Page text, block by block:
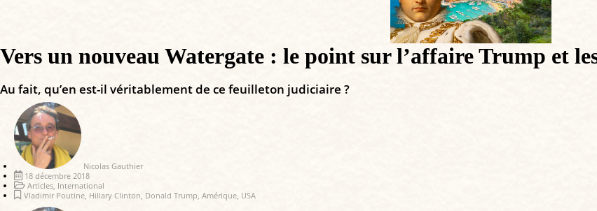
Vers un nouveau Watergate : le point sur l’affaire Trump et les
Au fait, qu’en est-il véritablement de ce feuilleton judiciaire ?
Nicolas Gauthier
18 décembre 2018
Articles, International
Vladimir Poutine, Hillary Clinton, Donald Trump, Amérique, USA